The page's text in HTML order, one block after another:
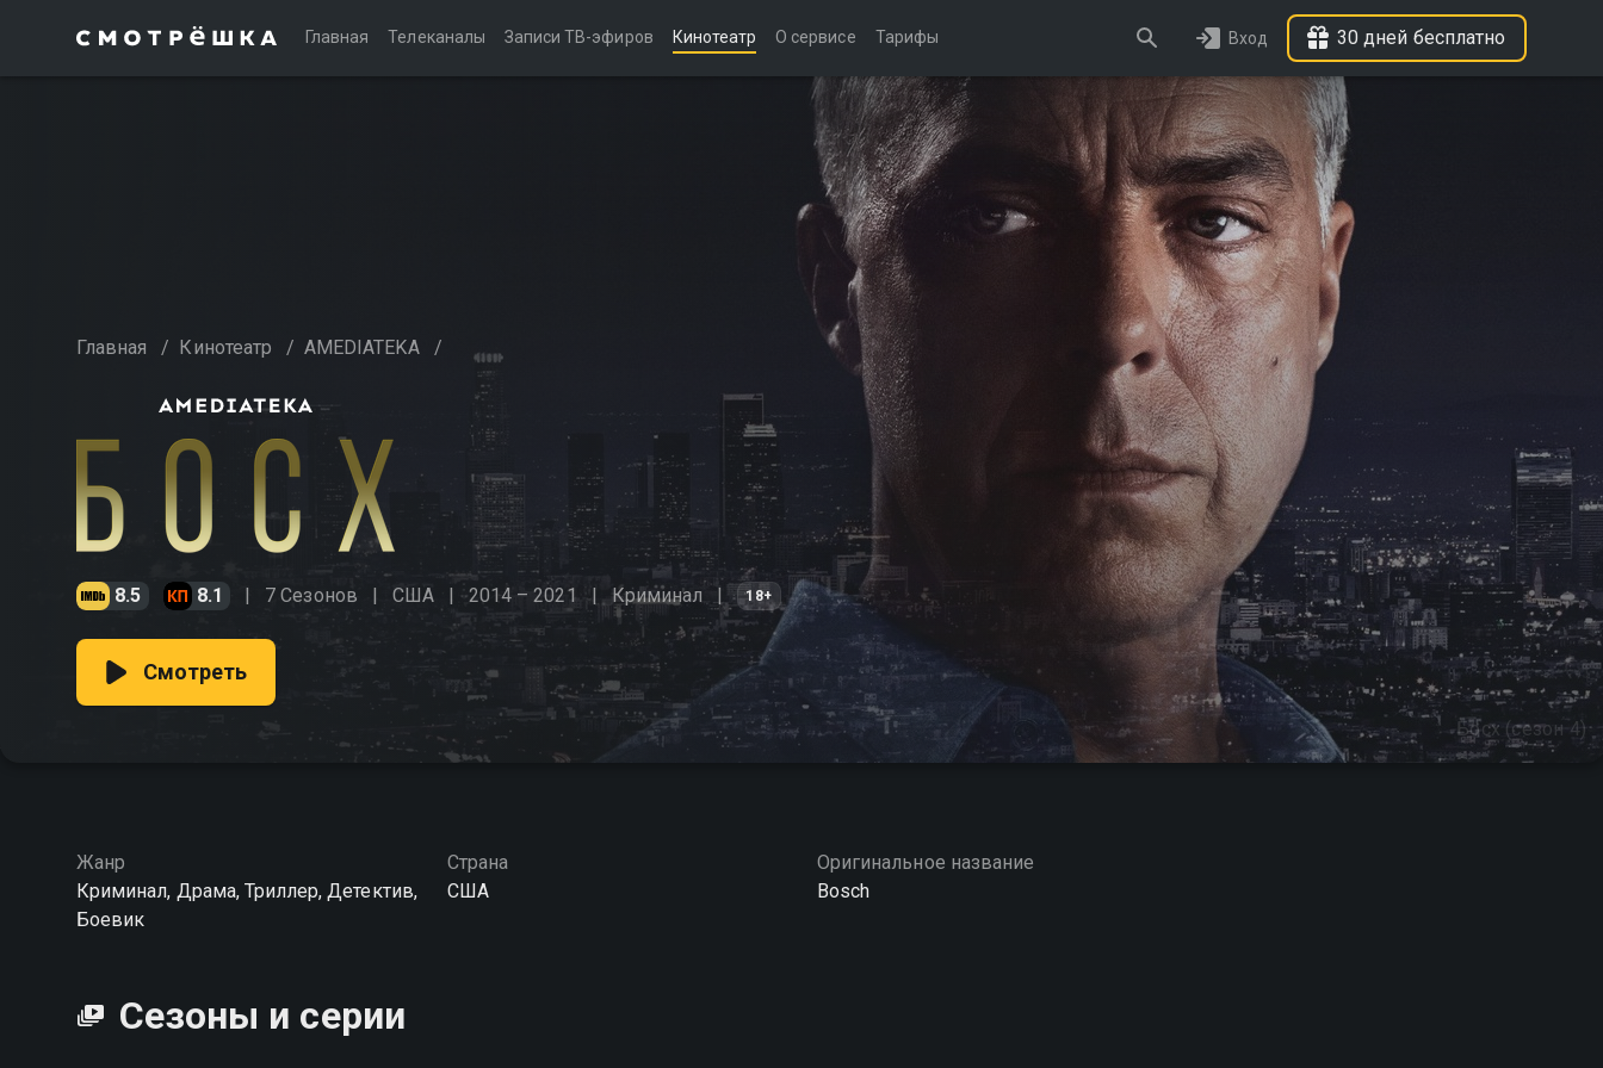
Главная Телеканалы Записи ТВ-эфиров Кинотеатр О сервисе Тарифы Вход 30 дней бесплатно
Главная / Кинотеатр / AMEDIATEKA /
8.5 8.1 7 Сезонов США 2014 – 2021 Криминал 18+
Босх (сезон 4)
Смотреть
Жанр
Криминал, Драма, Триллер, Детектив,
Боевик
Страна
США
Оригинальное название
Bosch
Сезоны и серии